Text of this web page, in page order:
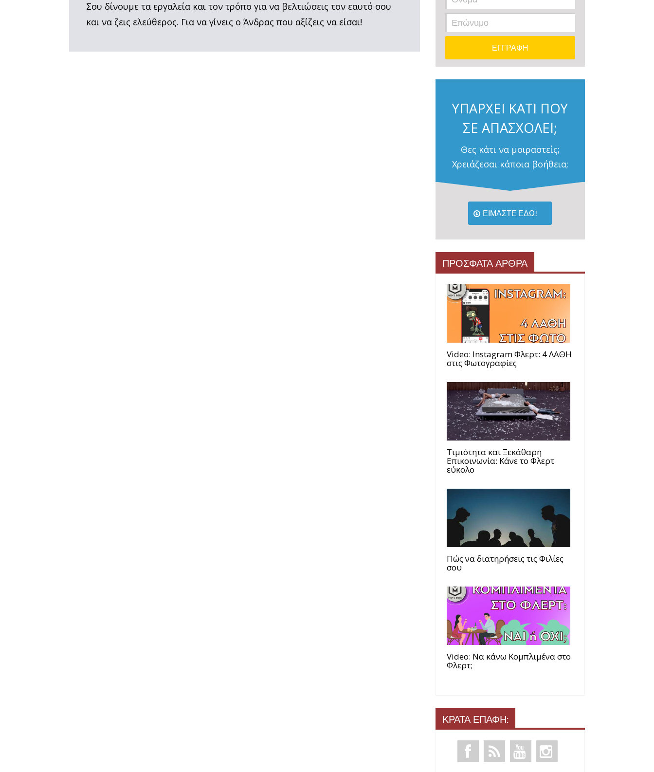
Σου δίνουμε τα εργαλεία και τον τρόπο για να βελτιώσεις τον εαυτό σου
και να ζεις ελεύθερος. Για να γίνεις ο Άνδρας που αξίζεις να είσαι!
ΥΠΑΡΧΕΙ ΚΑΤΙ ΠΟΥ
ΣΕ ΑΠΑΣΧΟΛΕΙ;
Θες κάτι να μοιραστείς;
Χρειάζεσαι κάποια βοήθεια;
ΕΙΜΑΣΤΕ ΕΔΩ!
ΠΡΟΣΦΑΤΑ ΑΡΘΡΑ
Video: Instagram Φλερτ: 4 ΛΑΘΗ
στις Φωτογραφίες
Τιμιότητα και Ξεκάθαρη
Επικοινωνία: Κάνε το Φλερτ
εύκολο
Πώς να διατηρήσεις τις Φιλίες
σου
Video: Να κάνω Κομπλιμένα στο
Φλερτ;
ΚΡΑΤΑ ΕΠΑΦΗ: